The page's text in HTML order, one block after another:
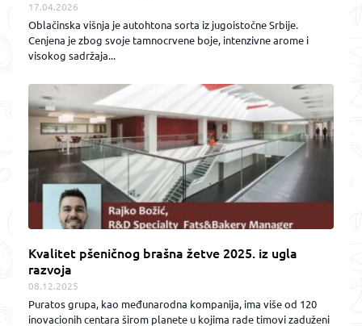
17.04.2026
Oblačinska višnja je autohtona sorta iz jugoistočne Srbije.
Cenjena je zbog svoje tamnocrvene boje, intenzivne arome i
visokog sadržaja...
Kvalitet pšeničnog brašna žetve 2025. iz ugla
razvoja
08.12.2025
Puratos grupa, kao međunarodna kompanija, ima više od 120
inovacionih centara širom planete u kojima rade timovi zaduženi